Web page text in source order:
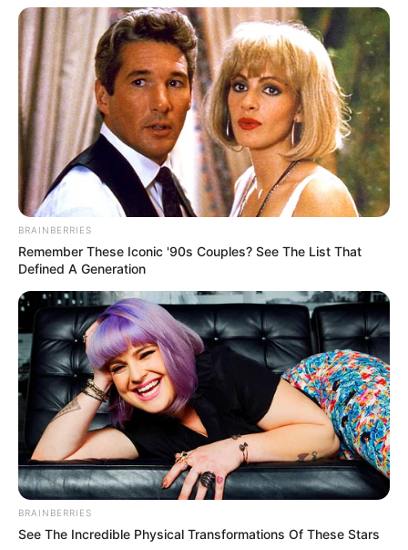
La Policía Nacional sí ha vuelto a ratificar que
se ha abierto una investigación para determinar
qué hiciera que se diera este hecho.
Allí estaba la madre, la mujer trabajadora, otra
víctima de la violencia.
A apenas 25 años de edad,Rixi Gabriela
Sánchez Torres
había tenido el peso de criar
solo a su hijo, trabajando de empleada para
mantener y sostener su familia.
BRAINBERRIES
Remember These Iconic '90s Couples? See The List That
Defined A Generation
BRAINBERRIES
See The Incredible Physical Transformations Of These Stars